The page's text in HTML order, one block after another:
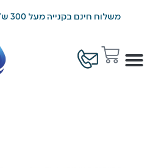
משלוח חינם בקנייה מעל 300 ש"ח עד 7 ימי עסקים!
עגלת
קניות